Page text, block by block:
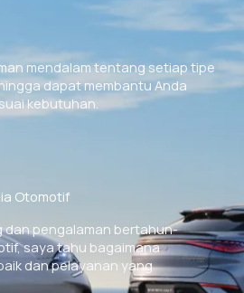
mendalam tentang setiap tipe
dapat membantu Anda
kebutuhan.
Otomotif
dan pengalaman bertahun-
saya tahu bagaimana
dan pelayanan yang